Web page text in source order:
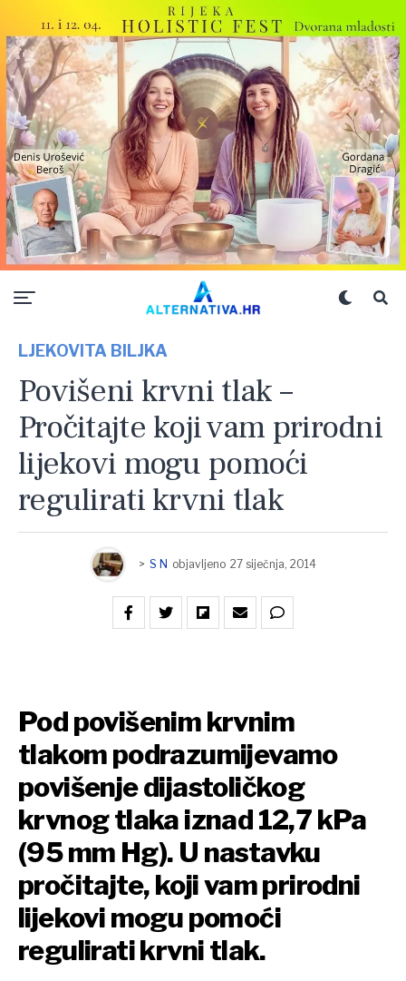
LJEKOVITA BILJKA
Povišeni krvni tlak –
Pročitajte koji vam prirodni
lijekovi mogu pomoći
regulirati krvni tlak
> S N objavljeno 27 siječnja, 2014
Pod povišenim krvnim
tlakom podrazumijevamo
povišenje dijastoličkog
krvnog tlaka iznad 12,7 kPa
(95 mm Hg). U nastavku
pročitajte, koji vam prirodni
lijekovi mogu pomoći
regulirati krvni tlak.